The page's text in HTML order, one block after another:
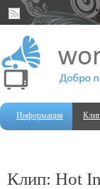
Информация
Клип: Hot